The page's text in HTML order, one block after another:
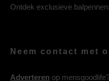
Ontdek exclusieve balpennen:
Neem contact met
Adverteren op